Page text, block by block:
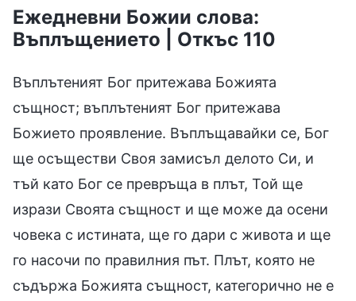
Ежедневни Божии слова:
Въплъщението | Откъс 110
Въплътеният Бог притежава Божията
същност; въплътеният Бог притежава
Божието проявление. Въплъщавайки се, Бог
ще осъществи Своя замисъл делото Си, и
тъй като Бог се превръща в плът, Той ще
изрази Своята същност и ще може да осени
човека с истината, ще го дари с живота и ще
го насочи по правилния път. Плът, която не
съдържа Божията същност, категорично не е